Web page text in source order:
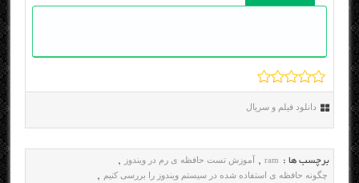
دانلود فیلم و سریال
برچسب ها : ram
, آموزش تست حافظه ی رم در ویندوز ,
چگونه حافظه ی استفاده شده در سیستم ویندوز را بررسی کنیم ,